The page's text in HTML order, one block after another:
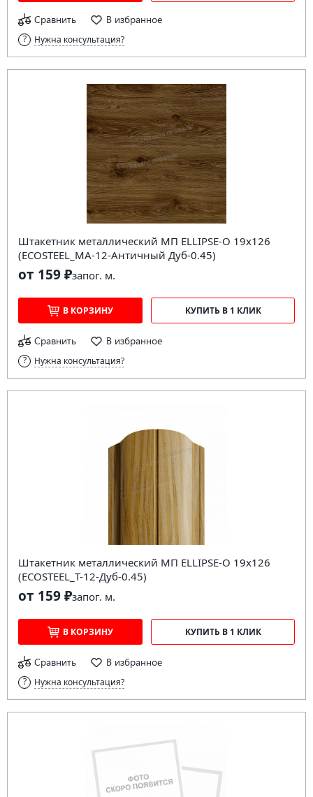
Сравнить В избранное
Нужна консультация?
Штакетник металлический МП ELLIPSE-O 19х126
(ECOSTEEL_MA-12-Античный Дуб-0.45)
от 159 ₽запог. м.
В КОРЗИНУ КУПИТЬ В 1 КЛИК
Сравнить В избранное
Нужна консультация?
Штакетник металлический МП ELLIPSE-O 19х126
(ECOSTEEL_T-12-Дуб-0.45)
от 159 ₽запог. м.
В КОРЗИНУ КУПИТЬ В 1 КЛИК
Сравнить В избранное
Нужна консультация?